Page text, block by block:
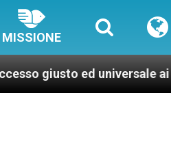
MISSIONE
universale ai vaccini, per